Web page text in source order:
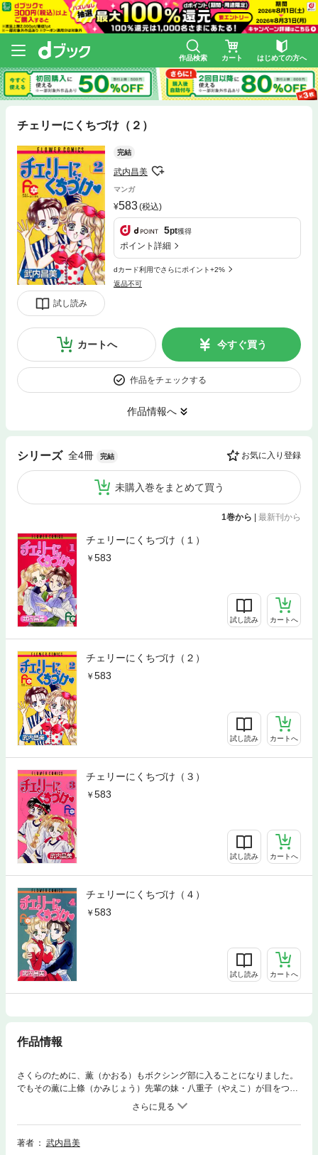
作品検索 カート はじめての方へ
チェリーにくちづけ（２）
試し読み
完結
武内昌美
マンガ
583(税込)
5pt獲得
ポイント詳細
dカード利用でさらにポイント+2%
返品不可
カートへ 今すぐ買う
作品をチェックする
作品情報へ
シリーズ 全4冊 完結 お気に入り登録
未購入巻をまとめて買う
1巻から 最新刊から
チェリーにくちづけ（１）
583
試し読み カートへ
チェリーにくちづけ（２）
583
試し読み カートへ
チェリーにくちづけ（３）
583
試し読み カートへ
チェリーにくちづけ（４）
583
試し読み カートへ
作品情報
さくらのために、薫（かおる）もボクシング部に入ることになりました。
でもその薫に上條（かみじょう）先輩の妹・八重子（やえこ）が目をつけ
て言いより始めます。心中おだやでないさくらは…。
著者
武内昌美